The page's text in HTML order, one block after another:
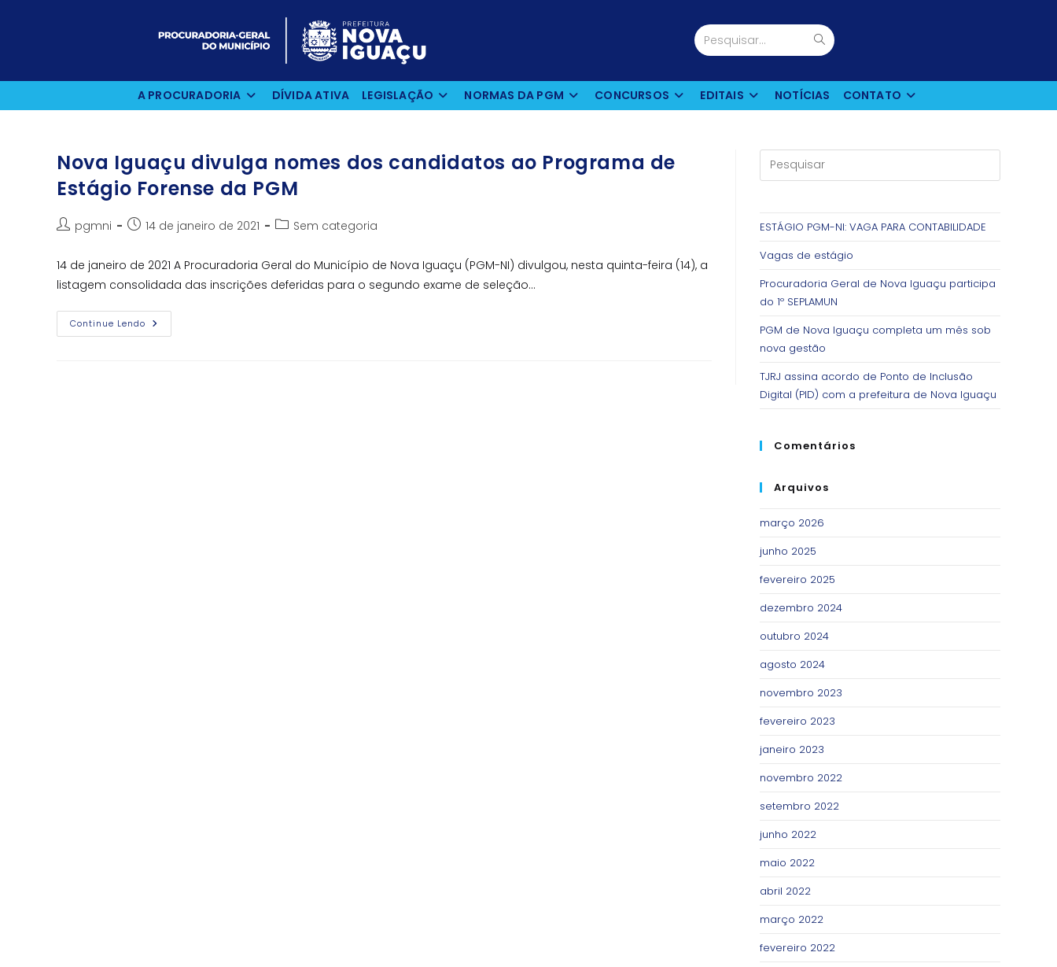
Pesquisar...
Enviar
A PROCURADORIA
DÍVIDA ATIVA LEGISLAÇÃO NORMAS DA PGM CONCURSOS EDITAIS NOTÍCIAS CONTATO
Nova Iguaçu divulga nomes dos candidatos ao Programa de
Estágio Forense da PGM
Autor
post:
pgmni
Post14 de janeiro de 2021
Categoria
post:
Sem categoria
14 de janeiro de 2021 A Procuradoria Geral do Município de Nova Iguaçu (PGM-NI) divulgou, nesta quinta-feira (14), a
listagem consolidada das inscrições deferidas para o segundo exame de seleção…
Continue Lendo Nova
Iguaçu
ESTÁGIO PGM-NI: VAGA PARA CONTABILIDADE
Vagas de estágio
Procuradoria Geral de Nova Iguaçu participa
do 1º SEPLAMUN
PGM de Nova Iguaçu completa um mês sob
nova gestão
TJRJ assina acordo de Ponto de Inclusão
Digital (PID) com a prefeitura de Nova Iguaçu
Comentários
Arquivos
março 2026
junho 2025
fevereiro 2025
dezembro 2024
outubro 2024
agosto 2024
novembro 2023
fevereiro 2023
janeiro 2023
novembro 2022
setembro 2022
junho 2022
maio 2022
abril 2022
março 2022
fevereiro 2022